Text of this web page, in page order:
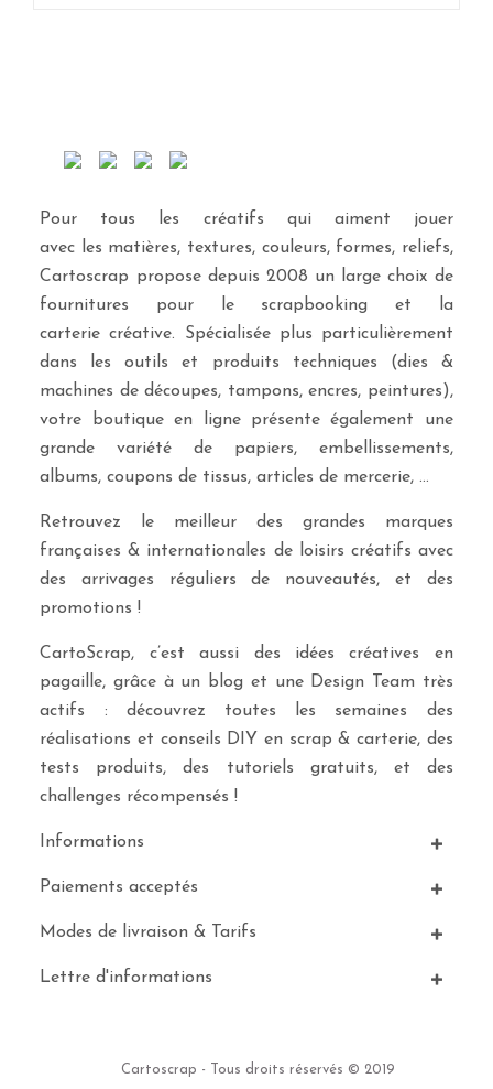
Pour tous les créatifs qui aiment jouer
avec les matières, textures, couleurs, formes, reliefs,
Cartoscrap propose depuis 2008 un large choix de
fournitures pour le scrapbooking et la
carterie créative. Spécialisée plus particulièrement
dans les outils et produits techniques (dies &
machines de découpes, tampons, encres, peintures),
votre boutique en ligne présente également une
grande variété de papiers, embellissements,
albums, coupons de tissus, articles de mercerie, …
Retrouvez le meilleur des grandes marques
françaises & internationales de loisirs créatifs avec
des arrivages réguliers de nouveautés, et des
promotions !
CartoScrap, c’est aussi des idées créatives en
pagaille, grâce à un blog et une Design Team très
actifs : découvrez toutes les semaines des
réalisations et conseils DIY en scrap & carterie, des
tests produits, des tutoriels gratuits, et des
challenges récompensés !
Informations
Paiements acceptés
Modes de livraison & Tarifs
Lettre d'informations
Cartoscrap - Tous droits réservés © 2019